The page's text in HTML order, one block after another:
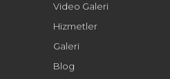
Video Galeri
Hizmetler
Galeri
Blog